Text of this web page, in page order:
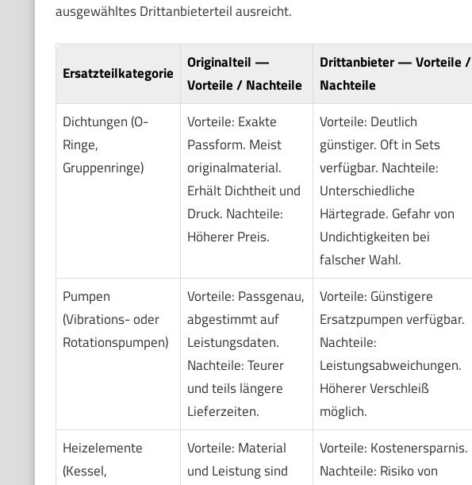
ausgewähltes Drittanbieterteil ausreicht.
Ersatzteilkategorie
Originalteil —
Vorteile / Nachteile
Drittanbieter — Vorteile /
Nachteile
Dichtungen (O-
Ringe,
Gruppenringe)
Vorteile: Exakte
Passform. Meist
originalmaterial.
Erhält Dichtheit und
Druck. Nachteile:
Höherer Preis.
Vorteile: Deutlich
günstiger. Oft in Sets
verfügbar. Nachteile:
Unterschiedliche
Härtegrade. Gefahr von
Undichtigkeiten bei
falscher Wahl.
Pumpen
(Vibrations- oder
Rotationspumpen)
Vorteile: Passgenau,
abgestimmt auf
Leistungsdaten.
Nachteile: Teurer
und teils längere
Lieferzeiten.
Vorteile: Günstigere
Ersatzpumpen verfügbar.
Nachteile:
Leistungsabweichungen.
Höherer Verschleiß
möglich.
Heizelemente
(Kessel,
Vorteile: Material
und Leistung sind
Vorteile: Kostenersparnis.
Nachteile: Risiko von